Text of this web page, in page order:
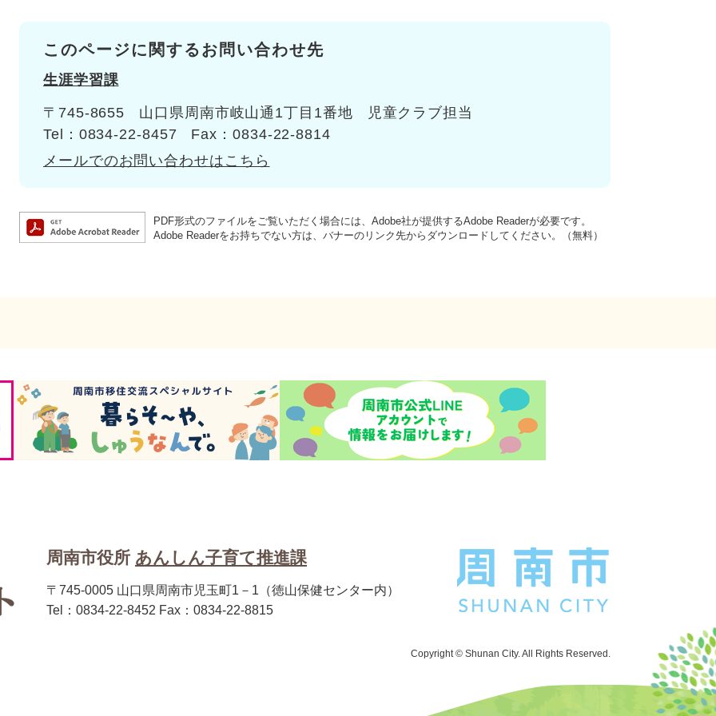
このページに関するお問い合わせ先
生涯学習課
〒745-8655 山口県周南市岐山通1丁目1番地
児童クラブ担当
Tel：0834-22-8457
Fax：0834-22-8814
メールでのお問い合わせはこちら
PDF形式のファイルをご覧いただく場合には、Adobe社が提供するAdobe Readerが必要です。
Adobe Readerをお持ちでない方は、バナーのリンク先からダウンロードしてください。（無料）
周南市役所 あんしん子育て推進課
〒745-0005 山口県周南市児玉町1－1（徳山保健センター内）
Tel：0834-22-8452 Fax：0834-22-8815
Copyright © Shunan City. All Rights Reserved.